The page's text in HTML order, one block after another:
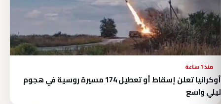
منذ 1 ساعة
أوكرانيا تعلن إسقاط أو تعطيل 174 مسيرة روسية في هجوم
ليلي واسع